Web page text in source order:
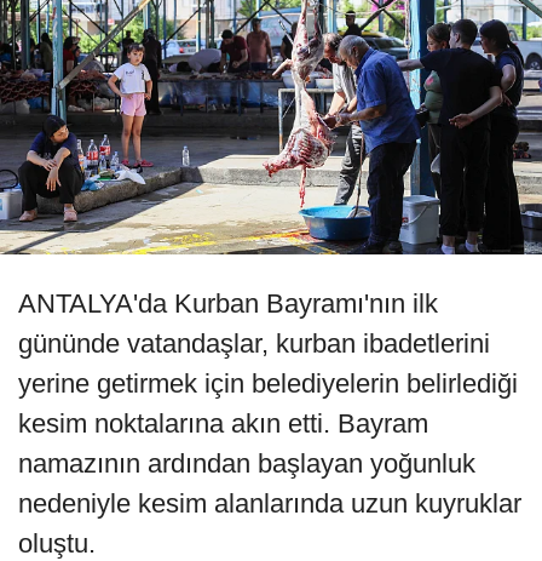
ANTALYA'da Kurban Bayramı'nın ilk
gününde vatandaşlar, kurban ibadetlerini
yerine getirmek için belediyelerin belirlediği
kesim noktalarına akın etti. Bayram
namazının ardından başlayan yoğunluk
nedeniyle kesim alanlarında uzun kuyruklar
oluştu.